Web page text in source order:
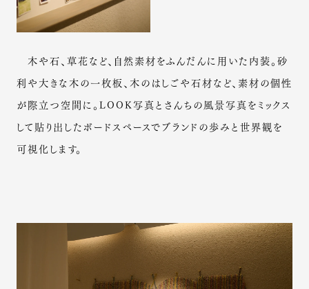
木や石、草花など、自然素材をふんだんに用いた内装。砂
利や大きな木の一枚板、木のはしごや石材など、素材の個性
が際立つ空間に。LOOK写真とさんちの風景写真をミックス
して貼り出したボードスペースでブランドの歩みと世界観を
可視化します。